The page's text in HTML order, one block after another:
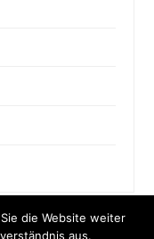
die Website weiter
aus.